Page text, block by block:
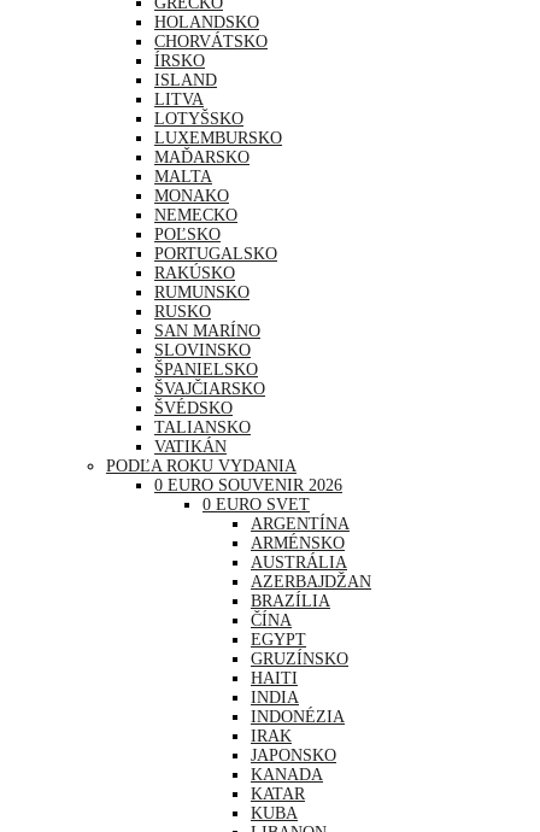
HOLANDSKO
CHORVÁTSKO
ÍRSKO
ISLAND
LITVA
LOTYŠSKO
LUXEMBURSKO
MAĎARSKO
MALTA
MONAKO
NEMECKO
POĽSKO
PORTUGALSKO
RAKÚSKO
RUMUNSKO
RUSKO
SAN MARÍNO
SLOVINSKO
ŠPANIELSKO
ŠVAJČIARSKO
ŠVÉDSKO
TALIANSKO
VATIKÁN
PODĽA ROKU VYDANIA
0 EURO SOUVENIR 2026
0 EURO SVET
ARGENTÍNA
ARMÉNSKO
AUSTRÁLIA
AZERBAJDŽAN
BRAZÍLIA
ČÍNA
EGYPT
GRUZÍNSKO
HAITI
INDIA
INDONÉZIA
IRAK
JAPONSKO
KANADA
KATAR
KUBA